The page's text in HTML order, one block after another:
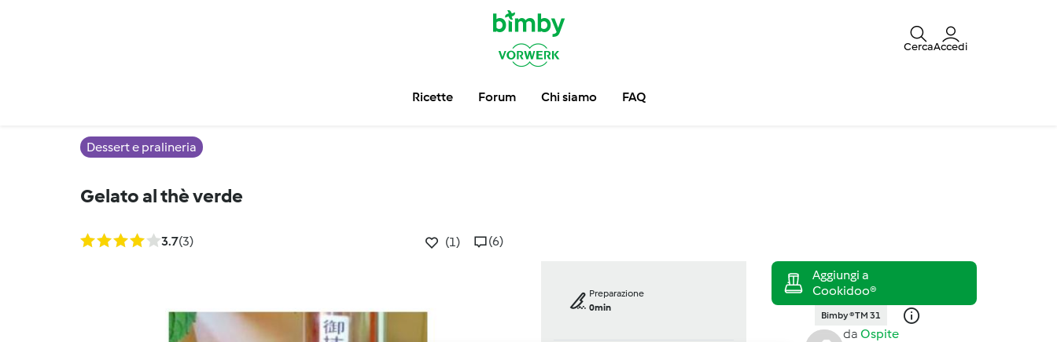
CercaAccedi
Ricette Forum Chi siamo FAQ
Dessert e pralineria
Gelato al thè verde
3.7(3) (1) (6)
Preparazione
0min
Bimby ® TM 31
da Ospite